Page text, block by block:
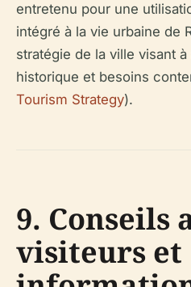
entretenu pour une
intégré à la vie urbaine de
stratégie de la ville visant
historique et besoins
Tourism Strategy).
9. Conseils
visiteurs et